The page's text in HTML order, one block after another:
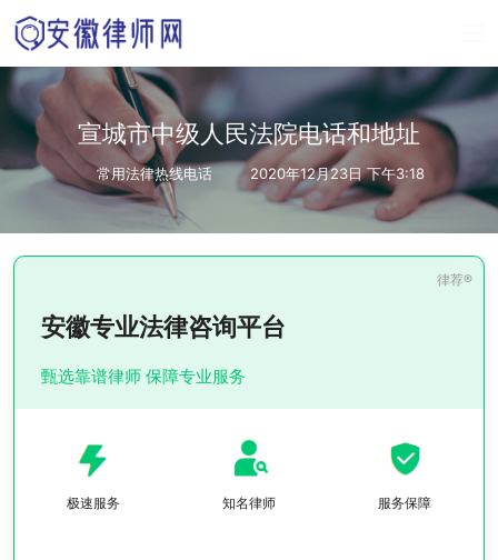
宣城市中级人民法院电话和地址
常用法律热线电话 2020年12月23日 下午3:18
安徽专业法律咨询平台
甄选靠谱律师 保障专业服务
极速服务 知名律师 服务保障